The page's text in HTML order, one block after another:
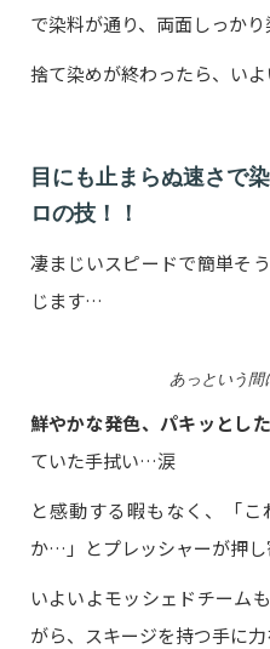
で染料が通り、両面しっかり
捨て染めが終わったら、いよ
目にも止まらぬ速さで
ロの技！！
凄まじいスピードで簡単そ
じます…
あっという
鮮やかな発色、パキッとし
ていた手拭い…涙
と感動する暇もなく、「
か…」とプレッシャーが押し
いよいよモッシェドチーム
がら、スキージを持つ手に力